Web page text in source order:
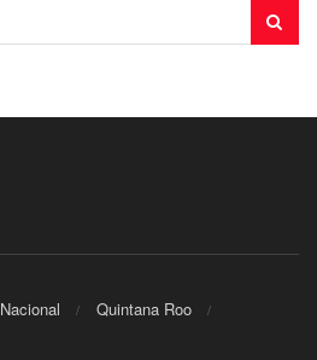
Nacional
Quintana Roo